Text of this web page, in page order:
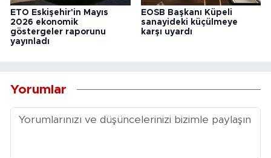
ETO Eskişehir'in Mayıs
2026 ekonomik
göstergeler raporunu
yayınladı
EOSB Başkanı Küpeli
sanayideki küçülmeye
karşı uyardı
Yorumlar